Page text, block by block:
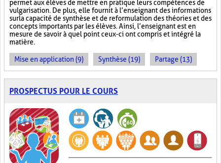
permet aux élèves de mettre en pratique leurs compétences de
vulgarisation. De plus, elle fournit à l’enseignant des informations
sur la capacité de synthèse et de reformulation des théories et des
concepts importants par les élèves. Ainsi, l’enseignant est en
mesure de savoir à quel point ceux-ci ont compris et intégré la
matière.
Mise en application (9) Synthèse (19) Partage (13)
PROSPECTUS POUR LE COURS